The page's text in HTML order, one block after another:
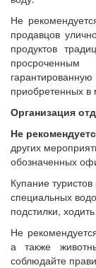
Не
продавцов
продуктов
приобретенных в
Организация
Не
других
обозначенных
Купание
специальных
подстилки,
Не
а также
соблюдайте